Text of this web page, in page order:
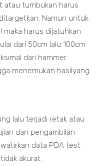
atau tumbukan harus
Namun untuk
maka harus dijatuhkan
dari 50cm lalu 100cm
dari hammer
menemukan hasilyang
lalu terjadi retak atau
dan pengambilan
data PDA test
akurat.